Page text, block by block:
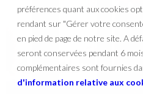
préférences quant aux cookies
rendant sur "Gérer votre
en pied de page de notre site. A
seront conservées pendant 6
complémentaires sont fournies
d'information relative aux